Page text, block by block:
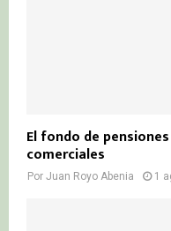
El fondo de
comerciales
Por Juan Royo Abenia 1